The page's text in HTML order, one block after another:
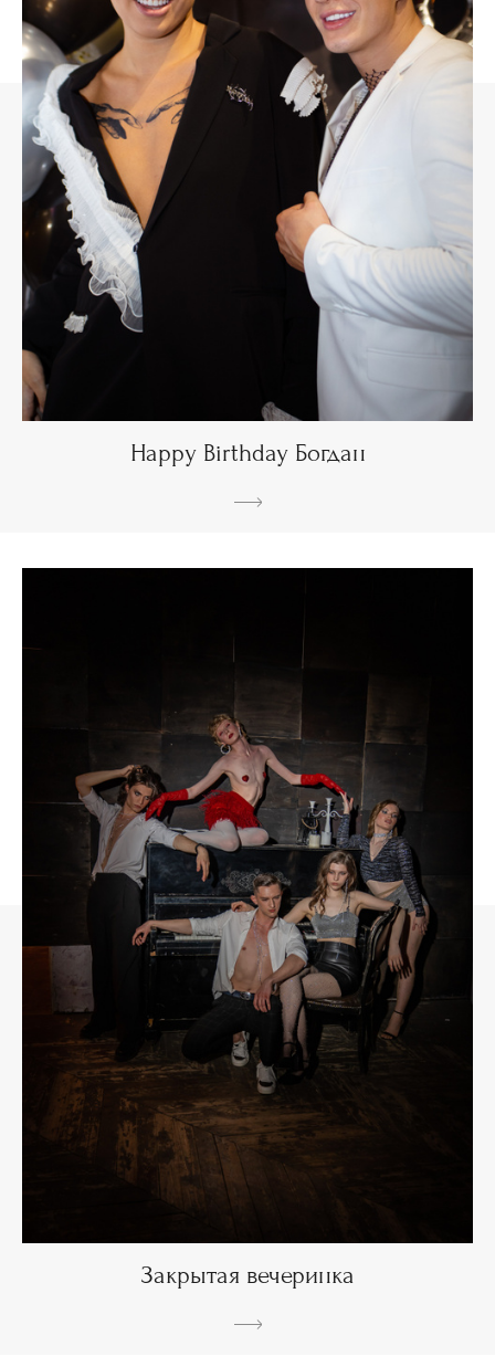
Happy Birthday Богдан
Закрытая вечеринка